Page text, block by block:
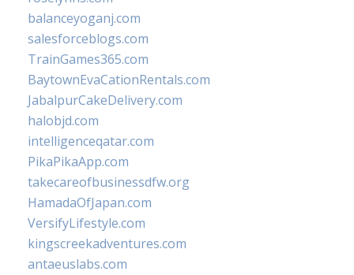
balanceyoganj.com
salesforceblogs.com
TrainGames365.com
BaytownEvaCationRentals.com
JabalpurCakeDelivery.com
halobjd.com
intelligenceqatar.com
PikaPikaApp.com
takecareofbusinessdfw.org
HamadaOfJapan.com
VersifyLifestyle.com
kingscreekadventures.com
antaeuslabs.com